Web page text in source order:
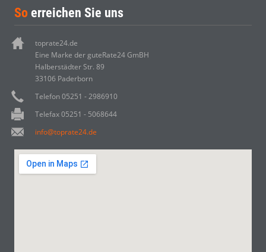
So erreichen Sie uns
toprate24.de
Eine Marke der guteRate24 GmBH
Halberstädter Str. 89
33106 Paderborn
Telefon 05251 - 2986910
Telefax 05251 - 5068644
info@toprate24.de